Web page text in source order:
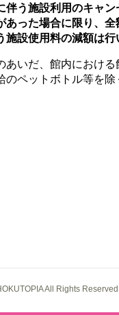
伴う施設利用のキャ
あった場合に限り、
施設使用料の減額は行
あいだ、館内におけ
のペットボトル等を除
All Rights Reserved.